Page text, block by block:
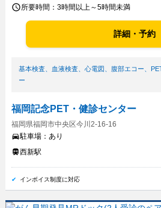
所要時間： 3時間以上～5時間未満
詳細・予約
基本検査、 血液検査、 心電図 腹部エコー
ー
福岡記念PET・健診センター
福岡県福岡市中央区今川2-16-16
駐車場： あり
西新駅
インボイス制度に対応